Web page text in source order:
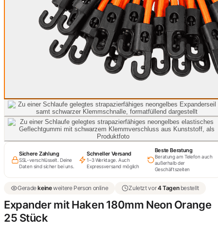
Sichere Zahlung
SSL-verschlüsselt. Deine
Daten sind sicher bei uns.
Schneller Versand
1–3 Werktage. Auch
Expressversand möglich
Beste Beratung
Beratung am Telefon auch
außerhalb der
Geschäftszeiten
Geradekeineweitere Person online Zuletzt vor4 Tagenbestellt
Expander mit Haken 180mm Neon Orange
25 Stück